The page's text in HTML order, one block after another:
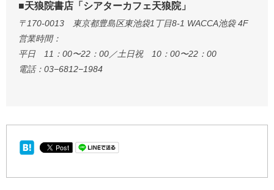
■天狼院書店「シアターカフェ天狼院」
〒170-0013 東京都豊島区東池袋1丁目8-1 WACCA池袋 4F
営業時間：
平日 11：00〜22：00／土日祝 10：00〜22：00
電話：03−6812−1984